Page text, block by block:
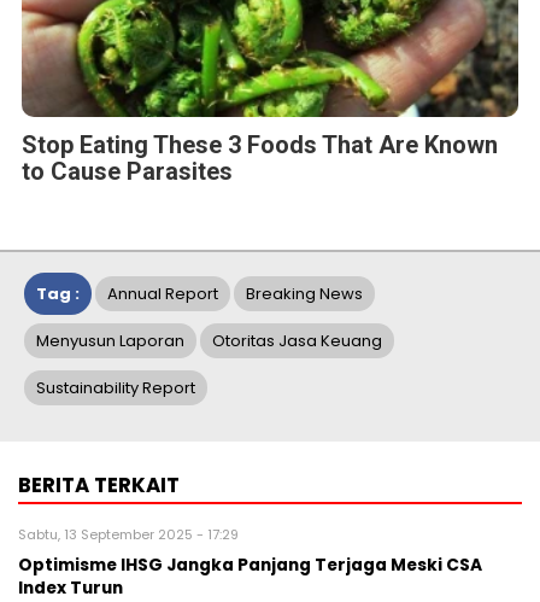
Stop Eating These 3 Foods That Are Known
to Cause Parasites
Tag : Annual Report Breaking News
Menyusun Laporan Otoritas Jasa Keuang
Sustainability Report
BERITA TERKAIT
Sabtu, 13 September 2025 - 17:29
Optimisme IHSG Jangka Panjang Terjaga Meski CSA
Index Turun